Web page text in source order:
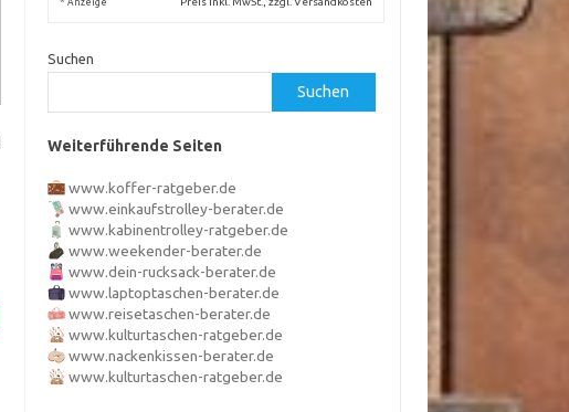
Anzeige
Suchen
Suchen
Weiterführende Seiten
www.koffer-ratgeber.de
www.einkaufstrolley-berater.de
www.kabinentrolley-ratgeber.de
www.weekender-berater.de
www.dein-rucksack-berater.de
www.laptoptaschen-berater.de
www.reisetaschen-berater.de
www.kulturtaschen-ratgeber.de
www.nackenkissen-berater.de
www.kulturtaschen-ratgeber.de